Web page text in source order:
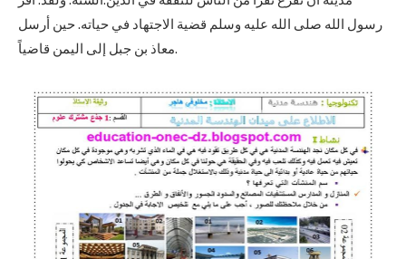
رسول الله صلى الله عليه وسلم قضية الاجتهاد في حياته. حين أرسل
معاذ بن جبل إلى اليمن قاضياً.